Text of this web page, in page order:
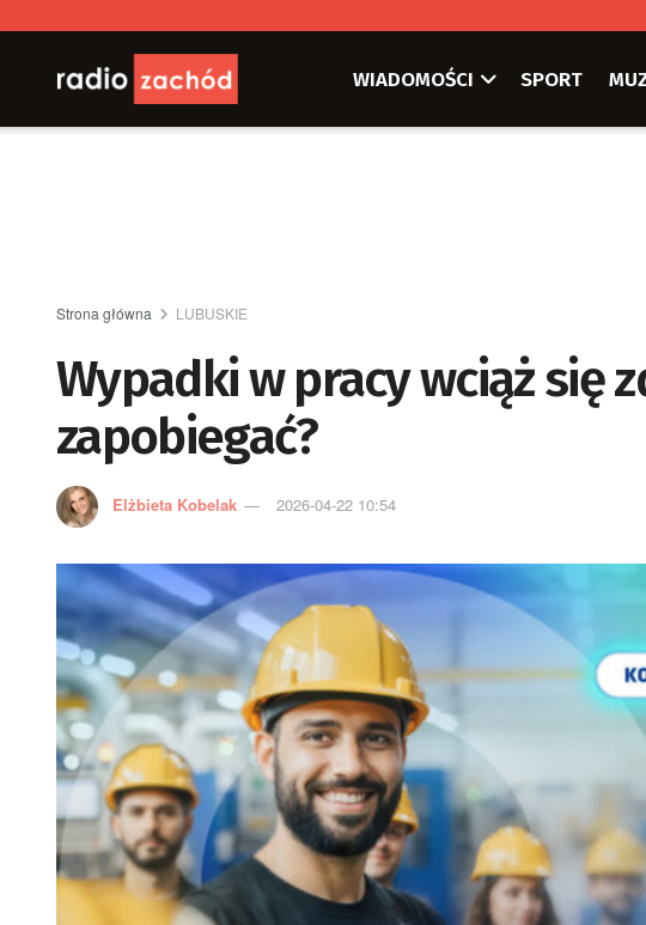
WIADOMOŚCI SPORT
Strona główna LUBUSKIE
Wypadki w pracy wciąż się
zapobiegać?
Elżbieta Kobelak 2026-04-22 10:54